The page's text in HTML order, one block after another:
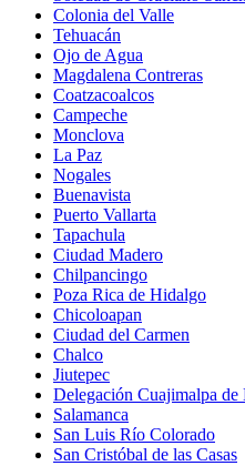
Colonia del Valle
Tehuacán
Ojo de Agua
Magdalena Contreras
Coatzacoalcos
Campeche
Monclova
La Paz
Nogales
Buenavista
Puerto Vallarta
Tapachula
Ciudad Madero
Chilpancingo
Poza Rica de Hidalgo
Chicoloapan
Ciudad del Carmen
Chalco
Jiutepec
Delegación Cuajimalpa de
Salamanca
San Luis Río Colorado
San Cristóbal de las Casas